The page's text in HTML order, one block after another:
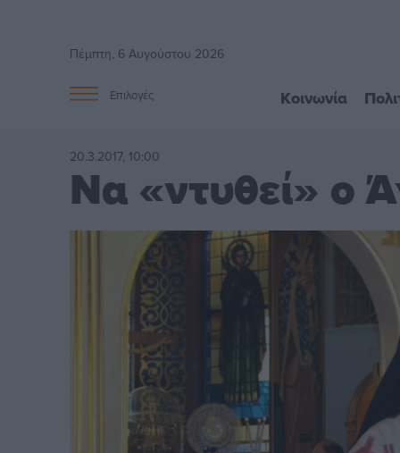
Πέμπτη, 6 Αυγούστου 2026
Επιλογές Κοινωνία
20.3.2017, 10:00
Να «ντυθεί» ο